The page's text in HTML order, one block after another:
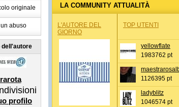
originale
abuso
dell'autore
profilo
LA COMMUNITY ATTUALITÀ
L'AUTORE DEL
GIORNO
TOP UTENTI
yellowflate
1983762 pt
1126395 pt
ladyblitz
1046574 pt